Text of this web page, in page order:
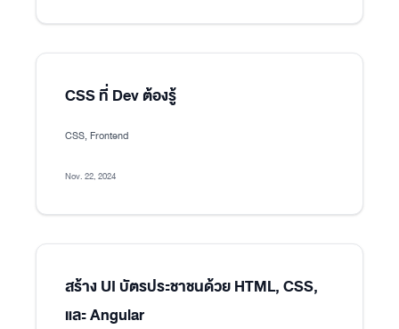
CSS ที่ Dev ต้องรู้
CSS, Frontend
Nov. 22, 2024
สร้าง UI บัตรประชาชนด้วย HTML, CSS,
และ Angular